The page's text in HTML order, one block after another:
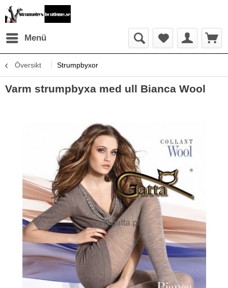
Menü
Översikt Strumpbyxor
Varm strumpbyxa med ull Bianca Wool